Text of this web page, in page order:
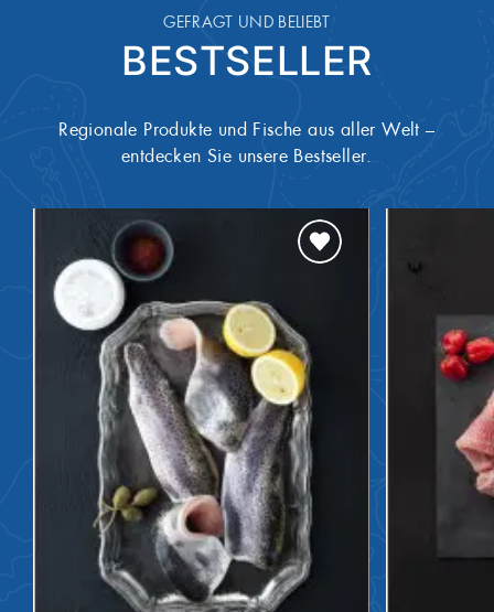
GEFRAGT UND BELIEBT
BESTSELLER
Regionale Produkte und Fische aus aller Welt –
entdecken Sie unsere Bestseller.